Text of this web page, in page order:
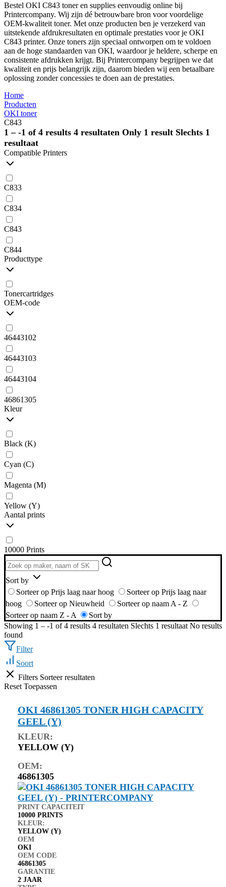
Bestel OKI C843 toner en supplies eenvoudig online bij
Printercompany. Wij zijn dé betrouwbare bron voor voordelige
OEM-kwaliteit toner. Met onze producten ben je verzekerd van
uitstekende afdrukresultaten en optimale prestaties voor je OKI
C843 printer. Onze toners zijn speciaal ontworpen om te voldoen
aan de hoge standaarden van OKI, waardoor je heldere, scherpe en
consistente afdrukken krijgt. Bij Printercompany begrijpen we dat
kwaliteit en prijs belangrijk zijn, daarom bieden wij een betaalbare
oplossing zonder concessies te doen aan de prestaties.
Home
Producten
OKI toner
C843
1 – -1 of 4 results 4 resultaten Only 1 result Slechts 1
resultaat
Compatible Printers
C833
C834
C843
C844
Producttype
Tonercartridges
OEM-code
46443102
46443103
46443104
46861305
Kleur
Black (K)
Cyan (C)
Magenta (M)
Yellow (Y)
Aantal prints
10000 Prints
Sort by
Sorteer op Prijs laag naar hoog
Sorteer op Prijs laag naar
hoog
Sorteer op Nieuwheid
Sorteer op naam A - Z
Sorteer op naam Z - A
Sort by
Showing 1 – -1 of 4 results 4 resultaten Slechts 1 resultaat No results
found
Filter
Soort
Filters Sorteer resultaten
Reset Toepassen
OKI 46861305 TONER HIGH CAPACITY
GEEL (Y)
KLEUR:
YELLOW (Y)
OEM:
46861305
PRINT CAPACITEIT
10000 PRINTS
KLEUR:
YELLOW (Y)
OEM
OKI
OEM CODE
46861305
GARANTIE
2 JAAR